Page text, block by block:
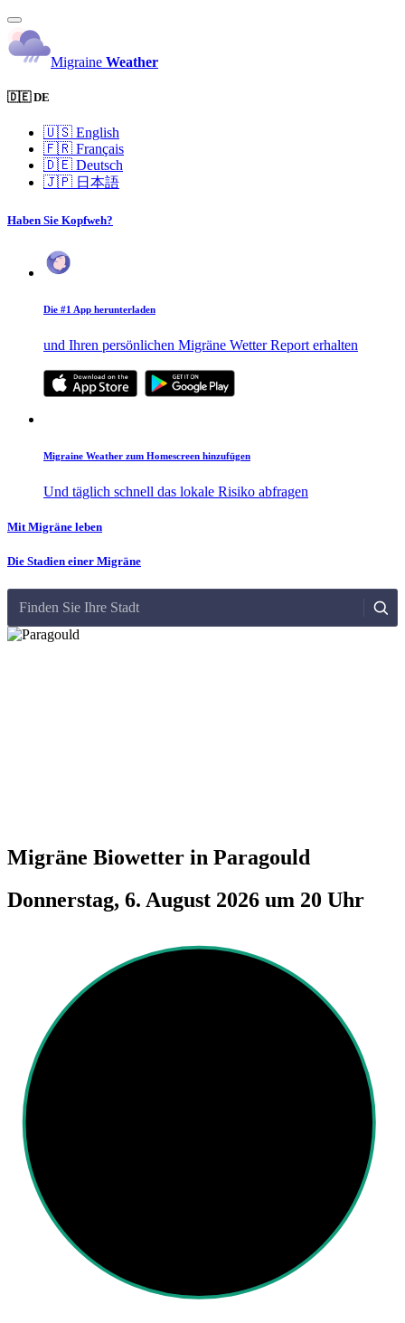
Migraine Weather
🇩🇪 DE
🇺🇸 English
🇫🇷 Français
🇩🇪 Deutsch
🇯🇵 日本語
Haben Sie Kopfweh?
Die #1 App herunterladen
und Ihren persönlichen Migräne Wetter Report erhalten
Migraine Weather zum Homescreen hinzufügen
Und täglich schnell das lokale Risiko abfragen
Mit Migräne leben
Die Stadien einer Migräne
Finden Sie Ihre Stadt
Migräne Biowetter in Paragould
Donnerstag, 6. August 2026 um 20 Uhr